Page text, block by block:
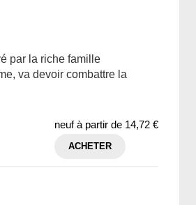
par la riche famille
va devoir combattre la
neuf à partir de 14,72 €
ACHETER